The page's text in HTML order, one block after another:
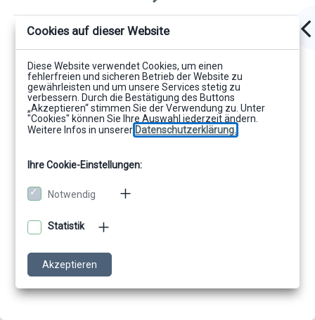
Cookies auf dieser Website
Diese Website verwendet Cookies, um einen
fehlerfreien und sicheren Betrieb der Website zu
gewährleisten und um unsere Services stetig zu
verbessern. Durch die Bestätigung des Buttons
„Akzeptieren“ stimmen Sie der Verwendung zu. Unter
"Cookies" können Sie Ihre Auswahl jederzeit ändern.
Weitere Infos in unserer Datenschutzerklärung.
Ihre Cookie-Einstellungen:
Notwendig
Statistik
Akzeptieren